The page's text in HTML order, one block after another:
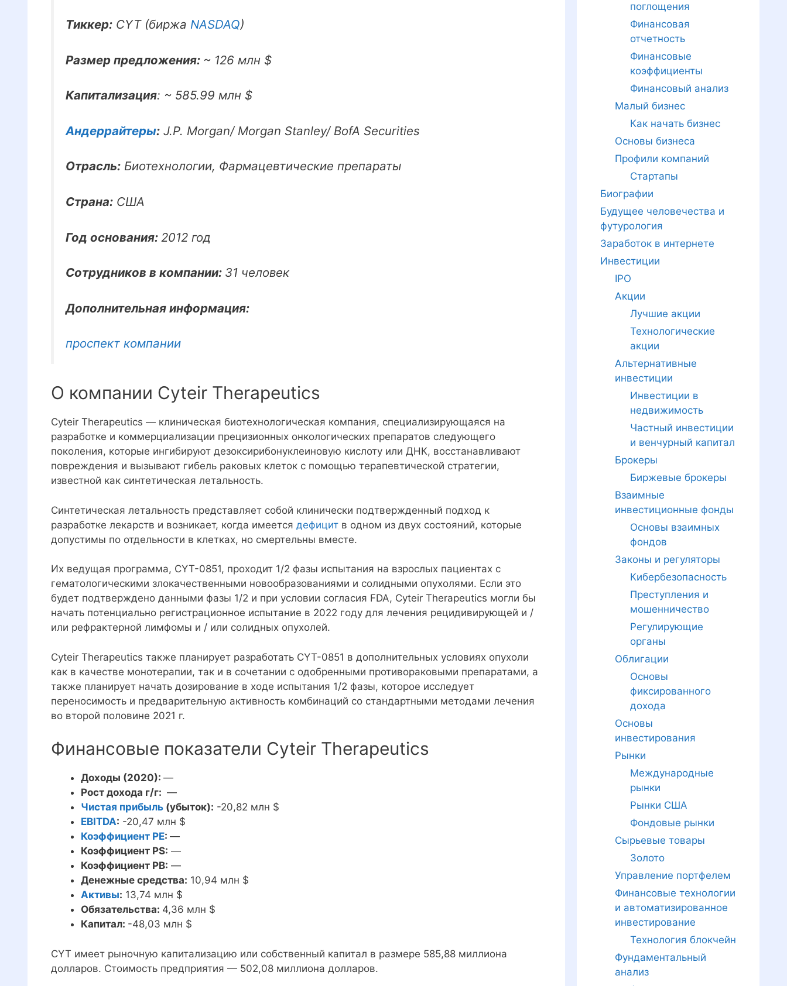
Тиккер: CYT (биржа NASDAQ)
Размер предложения: ~ 126 млн $
Капитализация: ~ 585.99 млн $
Андеррайтеры: J.P. Morgan/ Morgan Stanley/ BofA Securities
Отрасль: Биотехнологии, Фармацевтические препараты
Страна: США
Год основания: 2012 год
Сотрудников в компании: 31 человек
Дополнительная информация:
проспект компании
О компании Cyteir Therapeutics
Cyteir Therapeutics — клиническая биотехнологическая компания, специализирующаяся на
разработке и коммерциализации прецизионных онкологических препаратов следующего
поколения, которые ингибируют дезоксирибонуклеиновую кислоту или ДНК, восстанавливают
повреждения и вызывают гибель раковых клеток с помощью терапевтической стратегии,
известной как синтетическая летальность.
Синтетическая летальность представляет собой клинически подтвержденный подход к
разработке лекарств и возникает, когда имеется дефицит в одном из двух состояний, которые
допустимы по отдельности в клетках, но смертельны вместе.
Их ведущая программа, CYT-0851, проходит 1/2 фазы испытания на взрослых пациентах с
гематологическими злокачественными новообразованиями и солидными опухолями. Если это
будет подтверждено данными фазы 1/2 и при условии согласия FDA, Cyteir Therapeutics могли бы
начать потенциально регистрационное испытание в 2022 году для лечения рецидивирующей и /
или рефрактерной лимфомы и / или солидных опухолей.
Cyteir Therapeutics также планирует разработать CYT-0851 в дополнительных условиях опухоли
как в качестве монотерапии, так и в сочетании с одобренными противораковыми препаратами, а
также планирует начать дозирование в ходе испытания 1/2 фазы, которое исследует
переносимость и предварительную активность комбинаций со стандартными методами лечения
во второй половине 2021 г.
Финансовые показатели Cyteir Therapeutics
Доходы (2020): —
Рост дохода г/г: —
Чистая прибыль (убыток): -20,82 млн $
EBITDA: -20,47 млн $
Коэффициент PE: —
Коэффициент PS: —
Коэффициент PB: —
Денежные средства: 10,94 млн $
Активы: 13,74 млн $
Обязательства: 4,36 млн $
Капитал: -48,03 млн $
CYT имеет рыночную капитализацию или собственный капитал в размере 585,88 миллиона
долларов. Стоимость предприятия — 502,08 миллиона долларов.
поглощения
Финансовая
отчетность
Финансовые
коэффициенты
Финансовый анализ
Малый бизнес
Как начать бизнес
Основы бизнеса
Профили компаний
Стартапы
Биографии
Будущее человечества и
футурология
Заработок в интернете
Инвестиции
IPO
Акции
Лучшие акции
Технологические
акции
Альтернативные
инвестиции
Инвестиции в
недвижимость
Частный инвестиции
и венчурный капитал
Брокеры
Биржевые брокеры
Взаимные
инвестиционные фонды
Основы взаимных
фондов
Законы и регуляторы
Кибербезопасность
Преступления и
мошенничество
Регулирующие
органы
Облигации
Основы
фиксированного
дохода
Основы
инвестирования
Рынки
Международные
рынки
Рынки США
Фондовые рынки
Сырьевые товары
Золото
Управление портфелем
Финансовые технологии
и автоматизированное
инвестирование
Технология блокчейн
Фундаментальный
анализ